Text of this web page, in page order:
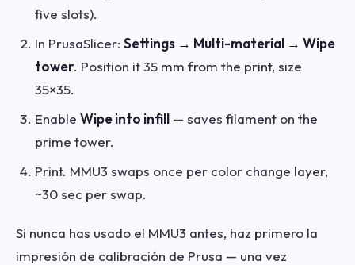
five slots).
In PrusaSlicer: Settings → Multi-material → Wipe
tower. Position it 35 mm from the print, size
35×35.
Enable Wipe into infill — saves filament on the
prime tower.
Print. MMU3 swaps once per color change layer,
~30 sec per swap.
Si nunca has usado el MMU3 antes, haz primero la
impresión de calibración de Prusa — una vez